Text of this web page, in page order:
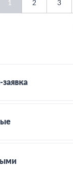
1 2 3